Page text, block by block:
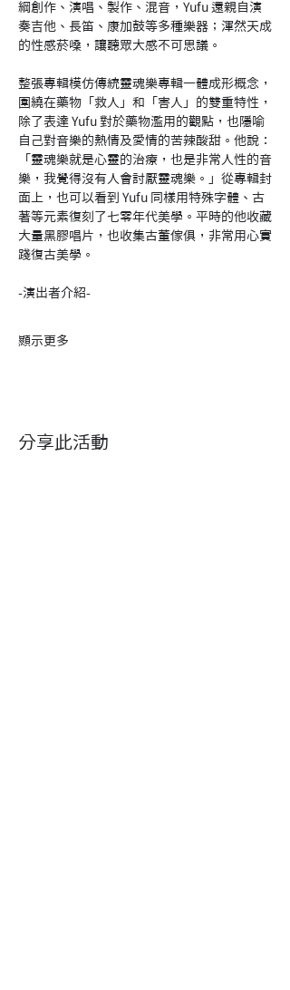
綱創作、演唱、製作、混音，Yufu 還親自演
奏吉他、長笛、康加鼓等多種樂器；渾然天成
的性感菸嗓，讓聽眾大感不可思議。
整張專輯模仿傳統靈魂樂專輯一體成形概念，
圍繞在藥物「救人」和「害人」的雙重特性，
除了表達 Yufu 對於藥物濫用的觀點，也隱喻
自己對音樂的熱情及愛情的苦辣酸甜。他說：
「靈魂樂就是心靈的治療，也是非常人性的音
樂，我覺得沒有人會討厭靈魂樂。」從專輯封
面上，也可以看到 Yufu 同樣用特殊字體、古
著等元素復刻了七零年代美學。平時的他收藏
大量黑膠唱片，也收集古董傢俱，非常用心實
踐復古美學。
-演出者介紹-
顯示更多
分享此活動